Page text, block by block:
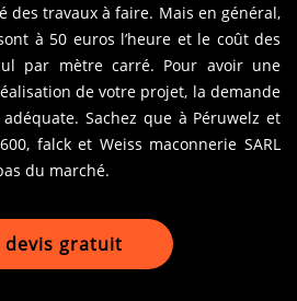
des travaux à faire. Mais en général,
à 50 euros l’heure et le coût des
par mètre carré. Pour avoir une
de votre projet, la demande
Sachez que à Péruwelz et
falck et Weiss maconnerie SARL
du marché.
devis gratuit